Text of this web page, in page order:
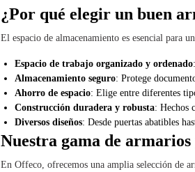
¿Por qué elegir un buen
El espacio de almacenamiento es esencial para
Espacio de trabajo organizado y ordenado
Almacenamiento seguro: Protege
Ahorro de espacio: Elige entre diferentes
Construcción duradera y robusta: Hechos
Diversos diseños: Desde puertas abatibles
Nuestra gama de
En Offeco, ofrecemos una amplia selección de